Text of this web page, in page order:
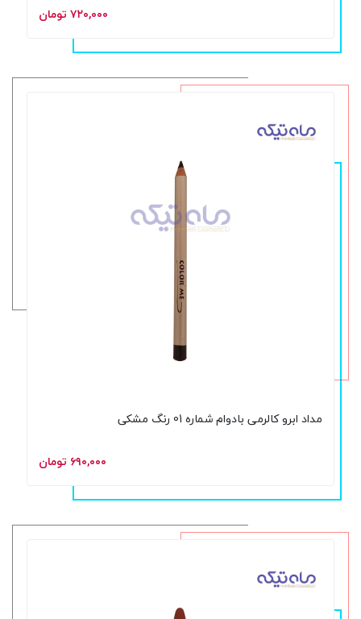
۷۲۰,۰۰۰ تومان
مداد ابرو کالرمی بادوام شماره 01 رنگ مشکی
۶۹۰,۰۰۰ تومان